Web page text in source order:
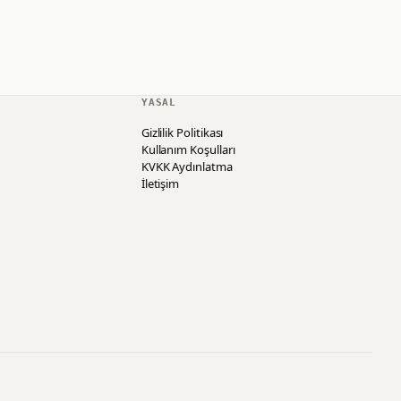
YASAL
Gizlilik Politikası
Kullanım Koşulları
KVKK Aydınlatma
İletişim